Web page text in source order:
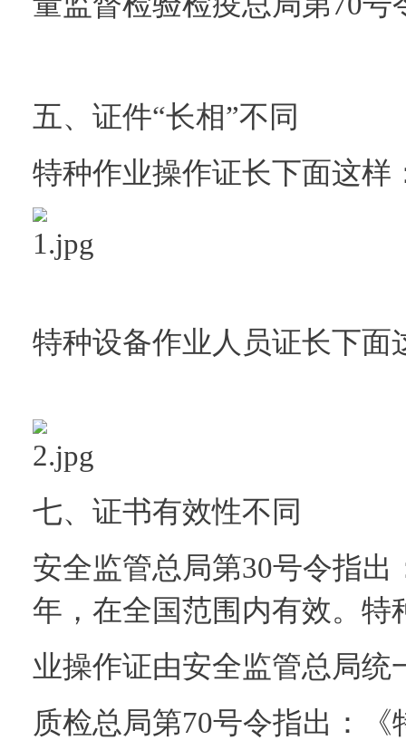
五、证件“长相”不同
特种作业操作证长下面这样
特种设备作业人员证长下面
七、证书有效性不同
安全监管总局第30号令指
年，在全国范围内有效。特
业操作证由安全监管总局统
质检总局第70号令指出：